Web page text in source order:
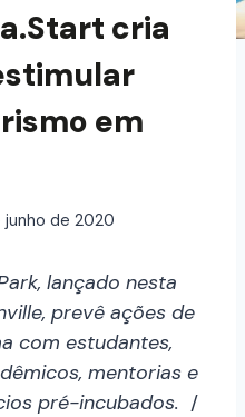
cria
em
junho de 2020
lançado nesta
prevê ações de
com estudantes,
mentorias e
pré-incubados. /